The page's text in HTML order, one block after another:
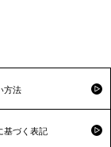
方法
基づく表記